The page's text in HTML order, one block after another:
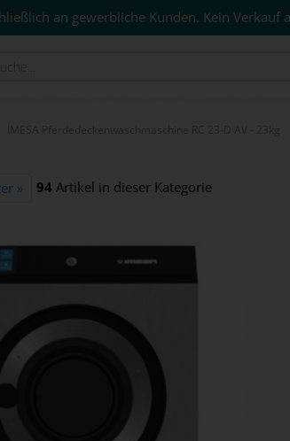
an gewerbliche Kunden. Kein
» 94 Artikel in dieser Kategorie